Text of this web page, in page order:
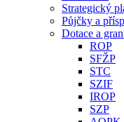
Strategický
Půjčky a
Dotace a
ROP
SFŽP
STC
SZIF
IROP
SZP